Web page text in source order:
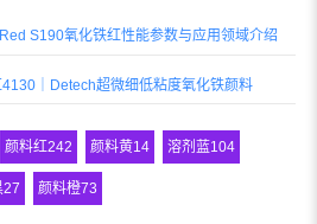
S190氧化铁红性能参数与应用领域介绍
｜Detech超微细低粘度氧化铁颜料
颜料红242 颜料黄14 溶剂蓝104
27 颜料橙73